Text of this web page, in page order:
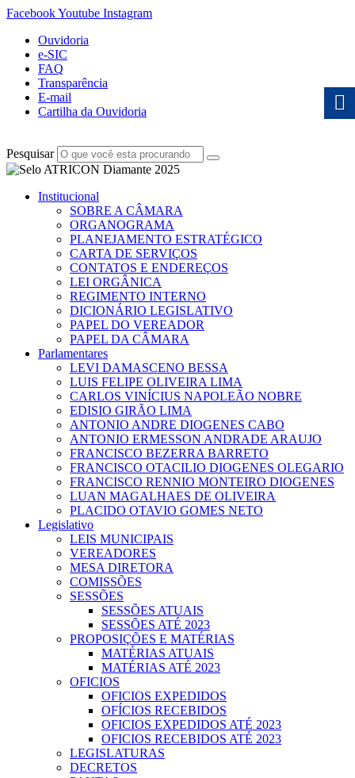
FacebookYoutube Instagram
Ouvidoria
e-SIC
FAQ
Transparência
E-mail
Cartilha da Ouvidoria
Pesquisar
Institucional
SOBRE A CÂMARA
ORGANOGRAMA
PLANEJAMENTO ESTRATÉGICO
CARTA DE SERVIÇOS
CONTATOS E ENDEREÇOS
LEI ORGÂNICA
REGIMENTO INTERNO
DICIONÁRIO LEGISLATIVO
PAPEL DO VEREADOR
PAPEL DA CÂMARA
Parlamentares
LEVI DAMASCENO BESSA
LUIS FELIPE OLIVEIRA LIMA
CARLOS VINÍCIUS NAPOLEÃO NOBRE
EDISIO GIRÃO LIMA
ANTONIO ANDRE DIOGENES CABO
ANTONIO ERMESSON ANDRADE ARAUJO
FRANCISCO BEZERRA BARRETO
FRANCISCO OTACILIO DIOGENES OLEGARIO
FRANCISCO RENNIO MONTEIRO DIOGENES
LUAN MAGALHAES DE OLIVEIRA
PLACIDO OTAVIO GOMES NETO
Legislativo
LEIS MUNICIPAIS
VEREADORES
MESA DIRETORA
COMISSÕES
SESSÕES
SESSÕES ATUAIS
SESSÕES ATÉ 2023
PROPOSIÇÕES E MATÉRIAS
MATÉRIAS ATUAIS
MATÉRIAS ATÉ 2023
OFICIOS
OFICIOS EXPEDIDOS
OFÍCIOS RECEBIDOS
OFICIOS EXPEDIDOS ATÉ 2023
OFICIOS RECEBIDOS ATÉ 2023
LEGISLATURAS
DECRETOS